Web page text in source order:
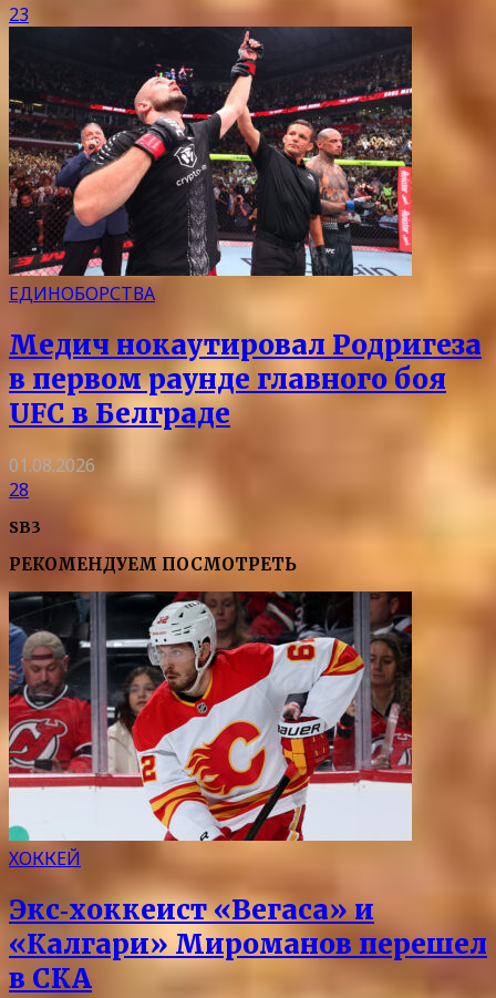
23
ЕДИНОБОРСТВА
Медич нокаутировал Родригеза
в первом раунде главного боя
UFC в Белграде
01.08.2026
28
SB3
РЕКОМЕНДУЕМ ПОСМОТРЕТЬ
ХОККЕЙ
Экс‑хоккеист «Вегаса» и
«Калгари» Мироманов перешел
в СКА